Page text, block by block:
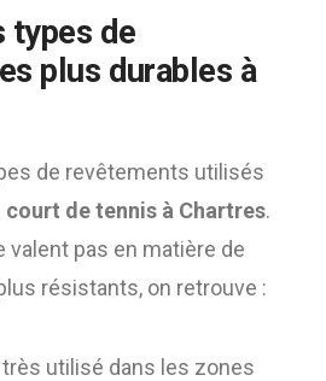
types de
plus durables à
de revêtements utilisés
de tennis à Chartres.
valent pas en matière de
résistants, on retrouve :
très utilisé dans les zones